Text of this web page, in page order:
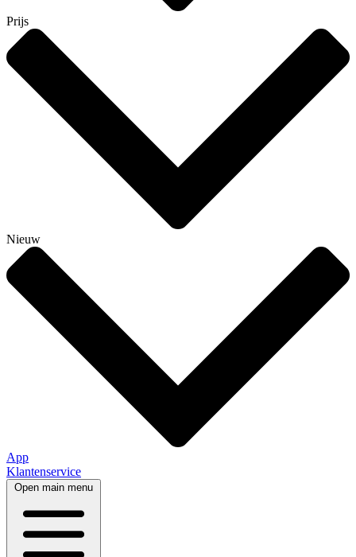
Prijs
Nieuw
App
Klantenservice
Open main menu